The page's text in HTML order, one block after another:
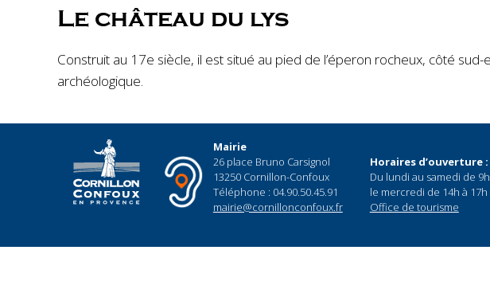
Le château du lys
Construit au 17e siècle, il est situé au pied de l’éperon rocheux, côté
archéologique.
Mairie
26 place Bruno Carsignol
13250 Cornillon-Confoux
Téléphone : 04.90.50.45.91
mairie@cornillonconfoux.fr
Horaires d’ouverture :
Du lundi au samedi de
le mercredi de 14h à 17h
Office de tourisme